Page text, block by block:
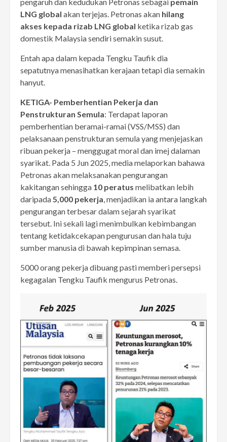
LNG global akan terjejas. Petronas akan hilang
akses kepada rizab LNG global ketika rizab gas
domestik Malaysia sendiri semakin susut.
Entah apa dalam kepada Tengku Taufik dia
sepatutnya menasihatkan kerajaan tetapi dia semakin
hanyut.
KETIGA- Pemberhentian Pekerja dan
Penstrukturan Semula: Terdapat laporan
pemberhentian beramai-ramai (VSS/MSS) dan
pelaksanaan penstrukturan semula yang menjejaskan
ribuan pekerja – menggugat moral dan imej dalaman
syarikat. Pada 5 Jun 2025, media melaporkan bahawa
Petronas akan melaksanakan pengurangan
kakitangan sehingga 10 peratus melibatkan lebih
daripada5,000 pekerja, menjadikan ia antara langkah
pengurangan terbesar dalam sejarah syarikat
tersebut. Ini sekali lagi menimbulkan kebimbangan
tentang ketidakcekapan pengurusan dan hala tuju
sumber manusia di bawah kepimpinan semasa.
5000 orang pekerja dibuang pasti memberi persepsi
kegagalan Tengku Taufik mengurus Petronas.